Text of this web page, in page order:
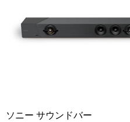
ソニー サウンドバー